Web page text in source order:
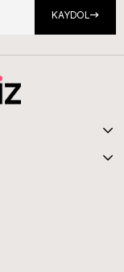
KAYDOL